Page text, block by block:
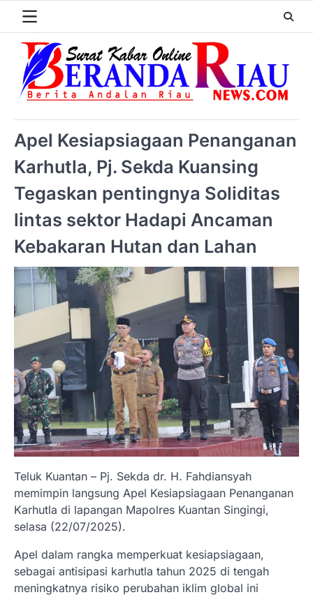
Apel Kesiapsiagaan Penanganan
Karhutla, Pj. Sekda Kuansing
Tegaskan pentingnya Soliditas
lintas sektor Hadapi Ancaman
Kebakaran Hutan dan Lahan
Teluk Kuantan – Pj. Sekda dr. H. Fahdiansyah
memimpin langsung Apel Kesiapsiagaan Penanganan
Karhutla di lapangan Mapolres Kuantan Singingi,
selasa (22/07/2025).
Apel dalam rangka memperkuat kesiapsiagaan,
sebagai antisipasi karhutla tahun 2025 di tengah
meningkatnya risiko perubahan iklim global ini